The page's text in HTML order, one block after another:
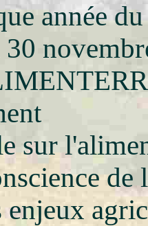
année du
sur
de